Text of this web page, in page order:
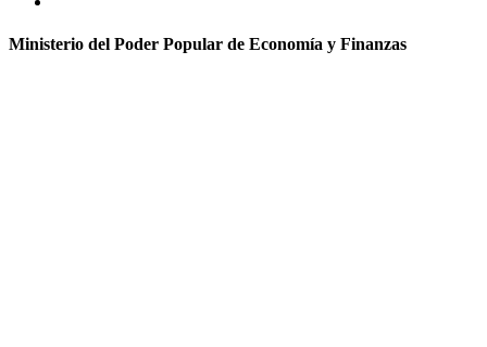
Ministerio del Poder Popular de Economía y Finanzas